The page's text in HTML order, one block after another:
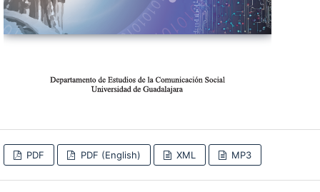
PDF PDF (English) XML MP3